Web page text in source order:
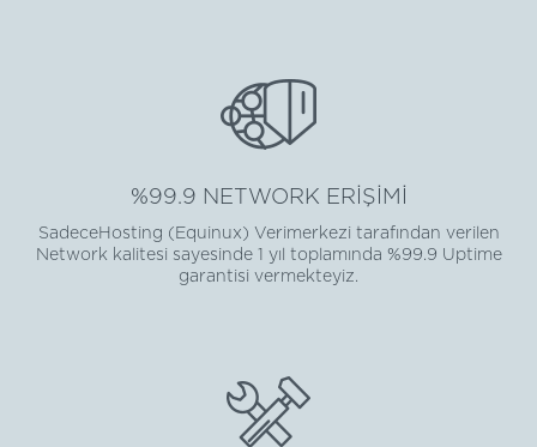
%99.9 NETWORK ERİŞİMİ
SadeceHosting (Equinux) Verimerkezi tarafından verilen
Network kalitesi sayesinde 1 yıl toplamında %99.9 Uptime
garantisi vermekteyiz.